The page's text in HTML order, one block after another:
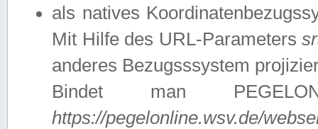
als natives
Mit Hilfe des URL-Parameters
anderes Bezugsssystem
Bindet man
https://pegelonline.wsv.de/